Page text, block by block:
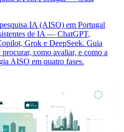
IA (AISO) em Portugal
de IA — ChatGPT,
Grok e DeepSeek. Guia
como avaliar, e como a
AISO em quatro fases.